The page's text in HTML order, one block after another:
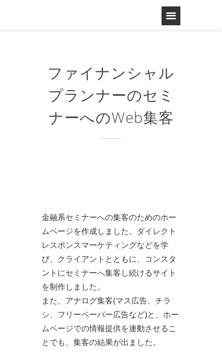
ファイナンシャル
プランナーのセミ
ナーへのWeb集客
金融系セミナーへの集客のためのホー
ムページを作成しました。ダイレクト
レスポンスマーケティングなどを学
び、クライアントとともに、コンスタ
ントにセミナーへ集客し続けるサイト
を制作しました。
また、アナログ集客(マス広告、チラ
シ、フリーペーパー広告など)と、ホー
ムページでの情報提供を連動させるこ
とでも、集客の結果が出ました。